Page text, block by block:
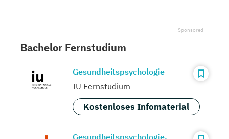
Bachelor Fernstudium
Gesundheitspsychologie
IU Fernstudium
Kostenloses Infomaterial
Gesundheitspsychologie,